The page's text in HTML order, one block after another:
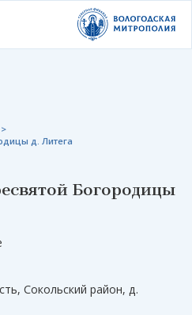
>
д. Литега
Богородицы
Сокольский район, д.